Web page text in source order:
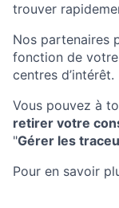
trouver
Nos partenaires
fonction de
centres d’intérêt.
Vous pouvez à
retirer votre
"Gérer les
Pour en savoir